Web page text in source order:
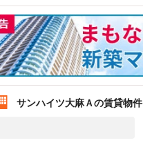
サンハイツ大麻Ａの賃貸物件